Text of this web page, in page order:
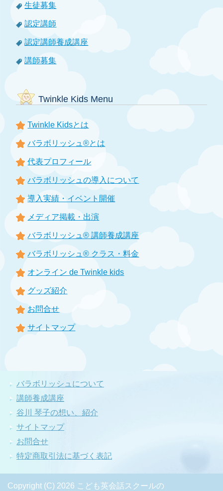
生徒募集
認定講師
認定講師養成講座
講師募集
Twinkle Kids Menu
Twinkle Kidsとは
バラボリッシュ®とは
代表プロフィール
バラボリッシュの導入について
導入実績・イベント開催
メディア掲載・出演
バラボリッシュ® 講師養成講座
バラボリッシュ® クラス・料金
オンライン de Twinkle kids
グッズ紹介
お問合せ
サイトマップ
バラボリッシュについて
講師養成講座
谷川 琴子の想い、紹介
サイトマップ
お問合せ
特定商取引法に基づく表記
Copyright (C) 2026 こども英会話スクールの